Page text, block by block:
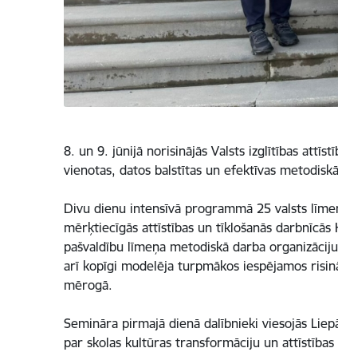
8. un 9. jūnijā norisinājās Valsts izglītības
vienotas, datos balstītas un efektīvas
Divu dienu intensīvā programmā 25 valsts
mērķtiecīgās attīstības un tīklošanās
pašvaldību līmeņa metodiskā darba
arī kopīgi modelēja turpmākos iespējamos
mērogā.
Semināra pirmajā dienā dalībnieki viesojās
par skolas kultūras transformāciju un